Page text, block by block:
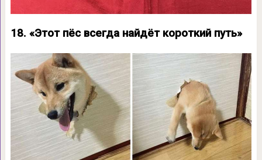
18. «Этот пёс всегда найдёт короткий путь»